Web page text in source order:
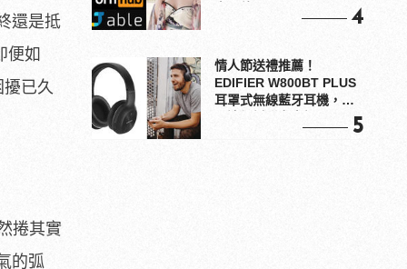
還是抵
便如
已久
捲其實
的弧
4
情人節送禮推薦！
EDIFIER W800BT PLUS
耳罩式無線藍牙耳機，在
5